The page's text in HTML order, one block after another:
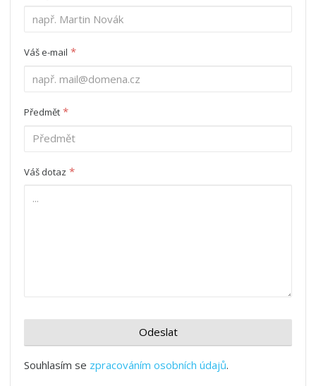
Váš e-mail *
Předmět *
Váš dotaz *
Odeslat
Souhlasím se zpracováním osobních údajů.